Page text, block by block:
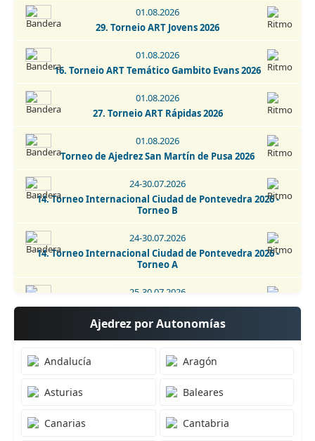
Open Internacional de Ajedrez Activo - San Cristobal de La
Laguna 2026
Torneo de Ajedrez Fiestas Virgen del Rosario Camarma de
Esteruelas 2026
30.08-06.09.2026
Escala Emporium Chess Open 2026
01-02.09.2026
2. IRT Sub-1800 Esphouses Hotel Playas de Guardamar 2026
01-06.09.2026
3. IRT Sub-2400 Esphouses Hotel Playas de Guardamar 2026
01.08.2026
29. Torneio ART Jovens 2026
01.08.2026
16. Torneio ART Temático Gambito Evans 2026
01.08.2026
27. Torneio ART Rápidas 2026
01.08.2026
Torneo de Ajedrez San Martín de Pusa 2026
24-30.07.2026
14. Torneo Internacional Ciudad de Pontevedra 2026 -
Torneo B
24-30.07.2026
14. Torneo Internacional Ciudad de Pontevedra 2026 -
Torneo A
25-30.07.2026
Campeonato de España sub-16 2026
18-26.07.2026
10. Torneo Sub 2400 Club Ajedrez V Centenario 2026
24-26.07.2026
Ajedrez por Autonomías
Andalucía Aragón
Asturias Baleares
Canarias Cantabria